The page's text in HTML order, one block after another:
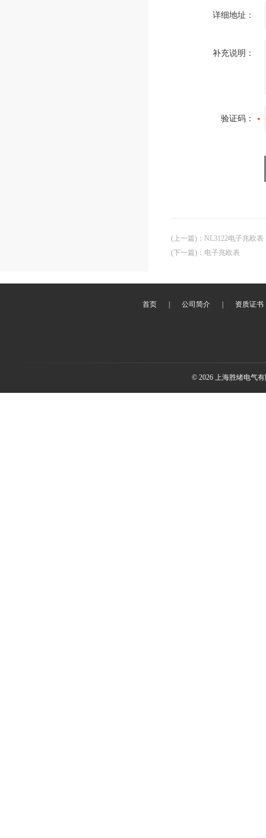
详细地址：
补充说明：
验证码：
(上一篇) ： NL3122电子兆欧表
(下一篇) ： 电子兆欧表
首页 公司简介 资质证书
© 2026 上海胜绪电气